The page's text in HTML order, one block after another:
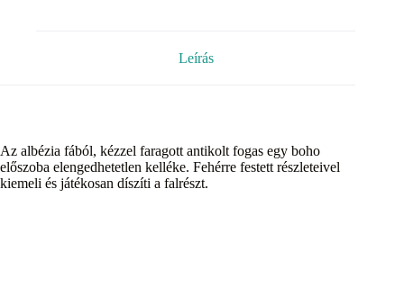
Leírás
Az albézia fából, kézzel faragott antikolt fogas egy boho
előszoba elengedhetetlen kelléke. Fehérre festett részleteivel
kiemeli és játékosan díszíti a falrészt.